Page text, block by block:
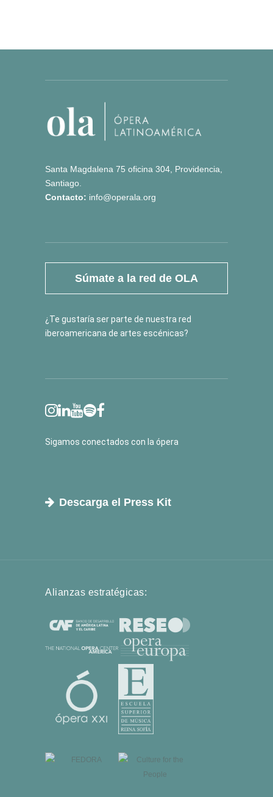
Santa Magdalena 75 oficina 304, Providencia,
Santiago.
Contacto: info@operala.org
Súmate a la red de OLA
¿Te gustaría ser parte de nuestra red
iberoamericana de artes escénicas?
Sigamos conectados con la ópera
Descarga el Press Kit
Alianzas estratégicas: